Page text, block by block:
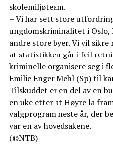
skolemiljøteam.
– Vi har sett store
ungdomskriminalitet i Oslo,
andre store byer. Vi vil
at statistikken går i feil
kriminelle organisere seg i
Emilie Enger Mehl (Sp) til
Tilskuddet er en del av en
en uke etter at Høyre la
valgprogram neste år, der
var en av hovedsakene.
(©NTB)